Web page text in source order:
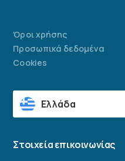
Όροι χρήσης
Προσωπικά δεδομένα
Cookies
Ελλάδα
Στοιχεία επικοινωνίας